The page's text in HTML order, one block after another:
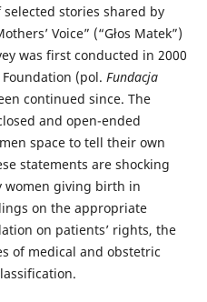
stories shared by
Voice” (“Głos Matek”)
was first conducted in 2000
(pol. Fundacja
continued since. The
and open-ended
space to tell their own
statements are shocking
women giving birth in
on the appropriate
on patients’ rights, the
of medical and obstetric